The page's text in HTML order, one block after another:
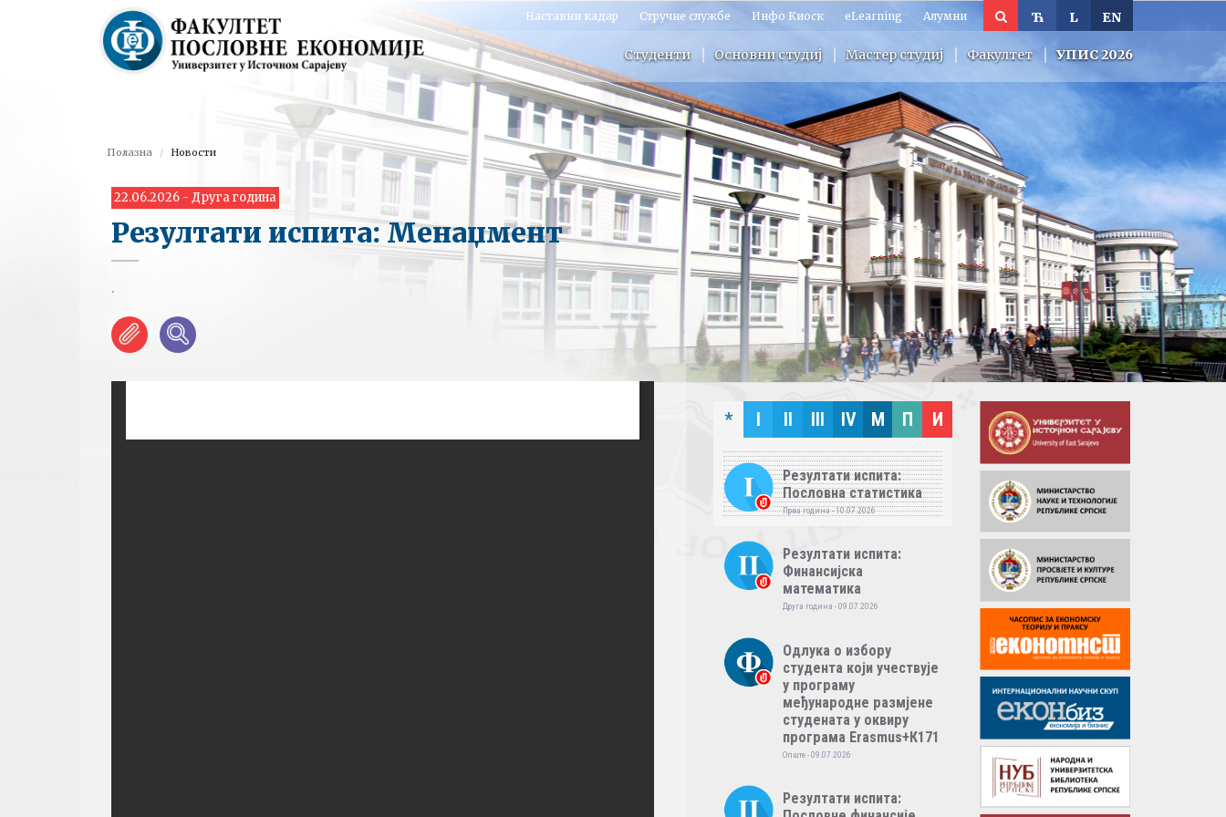
EN
L
Ћ
Наставни кадар Стручне службе Инфо Киоск eLearning Алумни
Студенти Основни студиј Мастер студиј Факултет УПИС 2026
Полазна Новости
22.06.2026 - Друга година
Резултати испита: Менаџмент
.
* I II III IV M П И
Резултати испита:
Пословна статистика
Прва година - 10.07.2026
Резултати испита:
Финансијска
математика
Друга година - 09.07.2026
Одлука о избору
студента који учествује
у програму
међународне размјене
студената у оквиру
програма Erasmus+К171
Опште - 09.07.2026
Резултати испита: